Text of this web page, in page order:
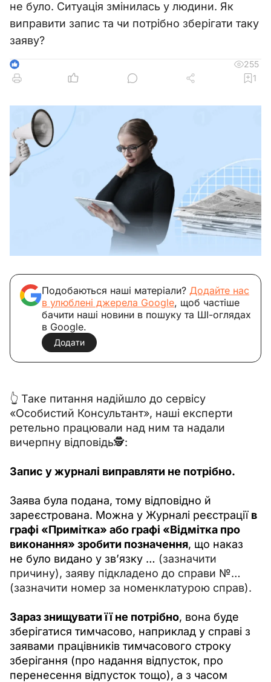
не було. Ситуація змінилась у людини. Як
виправити запис та чи потрібно зберігати таку
заяву?
1
255
1
Подобаються наші матеріали? Додайте нас
в улюблені джерела Google, щоб частіше
бачити наші новини в пошуку та ШІ-оглядах
в Google.
Додати
👆 Таке питання надійшло до сервісу
«Особистий Консультант», наші експерти
ретельно працювали над ним та надали
вичерпну відповідь🕵️:
Запис у журналі виправляти не потрібно.
Заява була подана, тому відповідно й
зареєстрована. Можна у Журналі реєстрації в
графі «Примітка» або графі «Відмітка про
виконання» зробити позначення, що наказ
не було видано у зв’язку … (зазначити
причину), заяву підкладено до справи №…
(зазначити номер за номенклатурою справ).
Зараз знищувати її не потрібно, вона буде
зберігатися тимчасово, наприклад у справі з
заявами працівників тимчасового строку
зберігання (про надання відпусток, про
перенесення відпусток тощо), а з часом